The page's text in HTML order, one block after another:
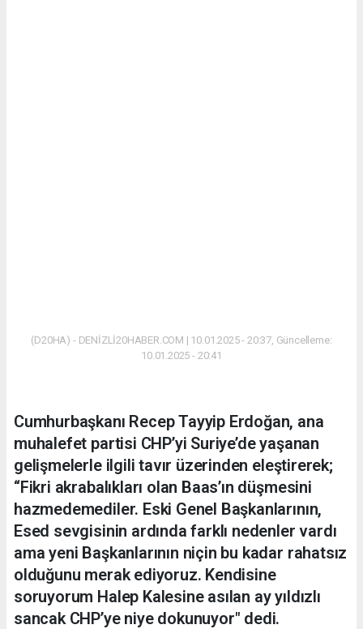
(D20HA) - DENİZLİ20HABER.COM | 10.01.2025 - 20:37, Güncelleme:
10.01.2025 - 20:41
Cumhurbaşkanı Recep Tayyip Erdoğan, ana
muhalefet partisi CHP’yi Suriye’de yaşanan
gelişmelerle ilgili tavır üzerinden eleştirerek;
“Fikri akrabalıkları olan Baas’ın düşmesini
hazmedemediler. Eski Genel Başkanlarının,
Esed sevgisinin ardında farklı nedenler vardı
ama yeni Başkanlarının niçin bu kadar rahatsız
olduğunu merak ediyoruz. Kendisine
soruyorum Halep Kalesine asılan ay yıldızlı
sancak CHP’ye niye dokunuyor" dedi.